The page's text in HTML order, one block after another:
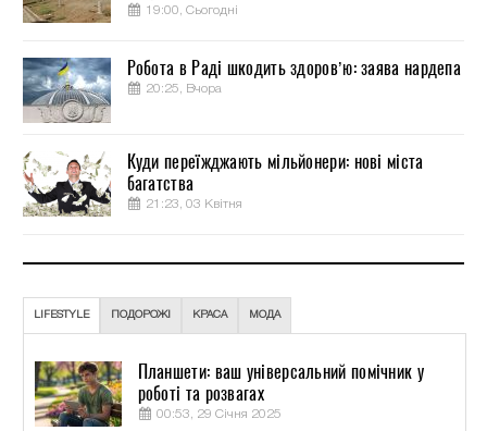
19:00, Сьогодні
Робота в Раді шкодить здоров’ю: заява нардепа
20:25, Вчора
Куди переїжджають мільйонери: нові міста
багатства
21:23, 03 Квітня
LIFESTYLE ПОДОРОЖІ КРАСА МОДА
Планшети: ваш універсальний помічник у
роботі та розвагах
00:53, 29 Січня 2025